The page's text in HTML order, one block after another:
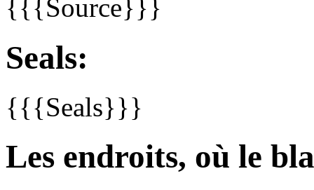
{{{Source}}}
Seals:
{{{Seals}}}
Les endroits, où le